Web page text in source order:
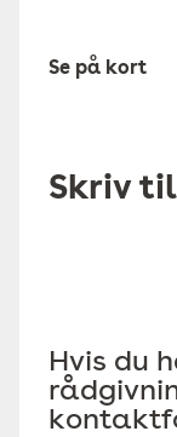
Se på kort
Skriv
Hvis du